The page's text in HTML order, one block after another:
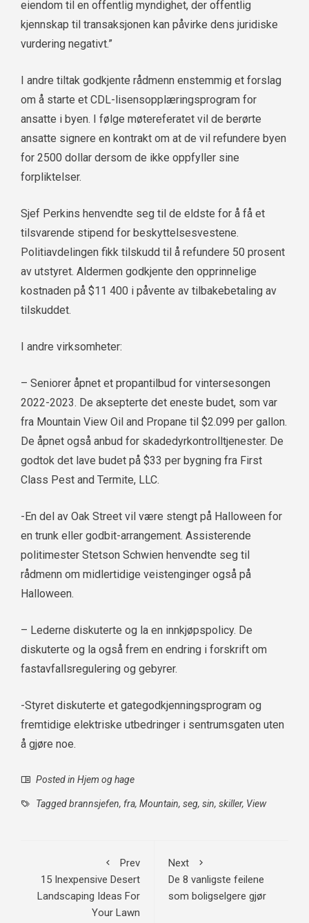
eiendom til en offentlig myndighet, der offentlig
kjennskap til transaksjonen kan påvirke dens juridiske
vurdering negativt.”
I andre tiltak godkjente rådmenn enstemmig et forslag
om å starte et CDL-lisensopplæringsprogram for
ansatte i byen. I følge møtereferatet vil de berørte
ansatte signere en kontrakt om at de vil refundere byen
for 2500 dollar dersom de ikke oppfyller sine
forpliktelser.
Sjef Perkins henvendte seg til de eldste for å få et
tilsvarende stipend for beskyttelsesvestene.
Politiavdelingen fikk tilskudd til å refundere 50 prosent
av utstyret. Aldermen godkjente den opprinnelige
kostnaden på $11 400 i påvente av tilbakebetaling av
tilskuddet.
I andre virksomheter:
– Seniorer åpnet et propantilbud for vintersesongen
2022-2023. De aksepterte det eneste budet, som var
fra Mountain View Oil and Propane til $2.099 per gallon.
De åpnet også anbud for skadedyrkontrolltjenester. De
godtok det lave budet på $33 per bygning fra First
Class Pest and Termite, LLC.
-En del av Oak Street vil være stengt på Halloween for
en trunk eller godbit-arrangement. Assisterende
politimester Stetson Schwien henvendte seg til
rådmenn om midlertidige veistenginger også på
Halloween.
– Lederne diskuterte og la en innkjøpspolicy. De
diskuterte og la også frem en endring i forskrift om
fastavfallsregulering og gebyrer.
-Styret diskuterte et gategodkjenningsprogram og
fremtidige elektriske utbedringer i sentrumsgaten uten
å gjøre noe.
Posted in Hjem og hage
Taggedbrannsjefen, fra, Mountain, seg, sin, skiller, View
Prev
15 Inexpensive Desert
Landscaping Ideas For
Your Lawn
Next
De 8 vanligste feilene
som boligselgere gjør